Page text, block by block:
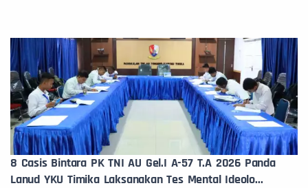
8 Casis Bintara PK TNI AU Gel.I A-57 T.A 2026 Panda
Lanud YKU Timika Laksanakan Tes Mental Ideolo...